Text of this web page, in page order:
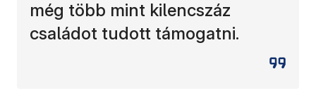
még több mint kilencszáz
családot tudott támogatni.